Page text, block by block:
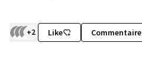
+2 Like Commentaire